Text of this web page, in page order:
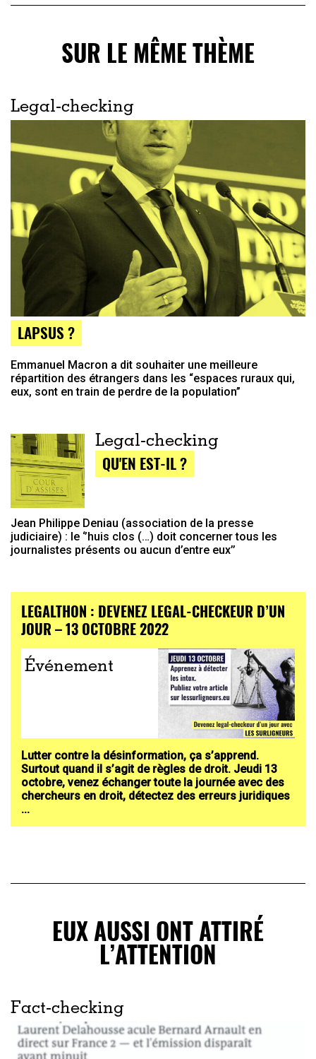
SUR LE MÊME THÈME
Legal-checking
LAPSUS ?
Emmanuel Macron a dit souhaiter une meilleure
répartition des étrangers dans les “espaces ruraux qui,
eux, sont en train de perdre de la population”
Legal-checking
QU'EN EST-IL ?
Jean Philippe Deniau (association de la presse
judiciaire) : le ‘’huis clos (…) doit concerner tous les
journalistes présents ou aucun d’entre eux’’
LEGALTHON : DEVENEZ LEGAL-CHECKEUR D’UN
JOUR – 13 OCTOBRE 2022
Événement
Lutter contre la désinformation, ça s’apprend.
Surtout quand il s’agit de règles de droit. Jeudi 13
octobre, venez échanger toute la journée avec des
chercheurs en droit, détectez des erreurs juridiques
...
EUX AUSSI ONT ATTIRÉ
L’ATTENTION
Fact-checking